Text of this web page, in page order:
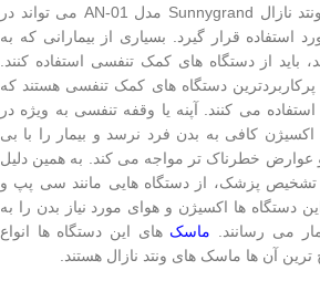
ماسک سی پپ و بای پپ ونتد نازال Sunnygrand مدل AN-01 می تواند در
استفاده قرار گیرد. بسیاری از بیمارانی که به
باید از دستگاه های کمک تنفسی استفاده کنند.
پرکاربردترین دستگاه های کمک تنفسی هستند که
استفاده می کنند. آپنه یا وقفه تنفسی به ویژه در
کافی به بدن فرد نرسد و بیمار را با بی
عوارض خطرناک تر مواجه می کند. به همین دلیل
پزشک، از دستگاه هایی مانند سی پپ و
دستگاه ها اکسیژن و هوای مورد نیاز بدن را به
می رسانند. ماسک های این دستگاه ها انواع
ترین آن ها ماسک های ونتد نازال هستند.